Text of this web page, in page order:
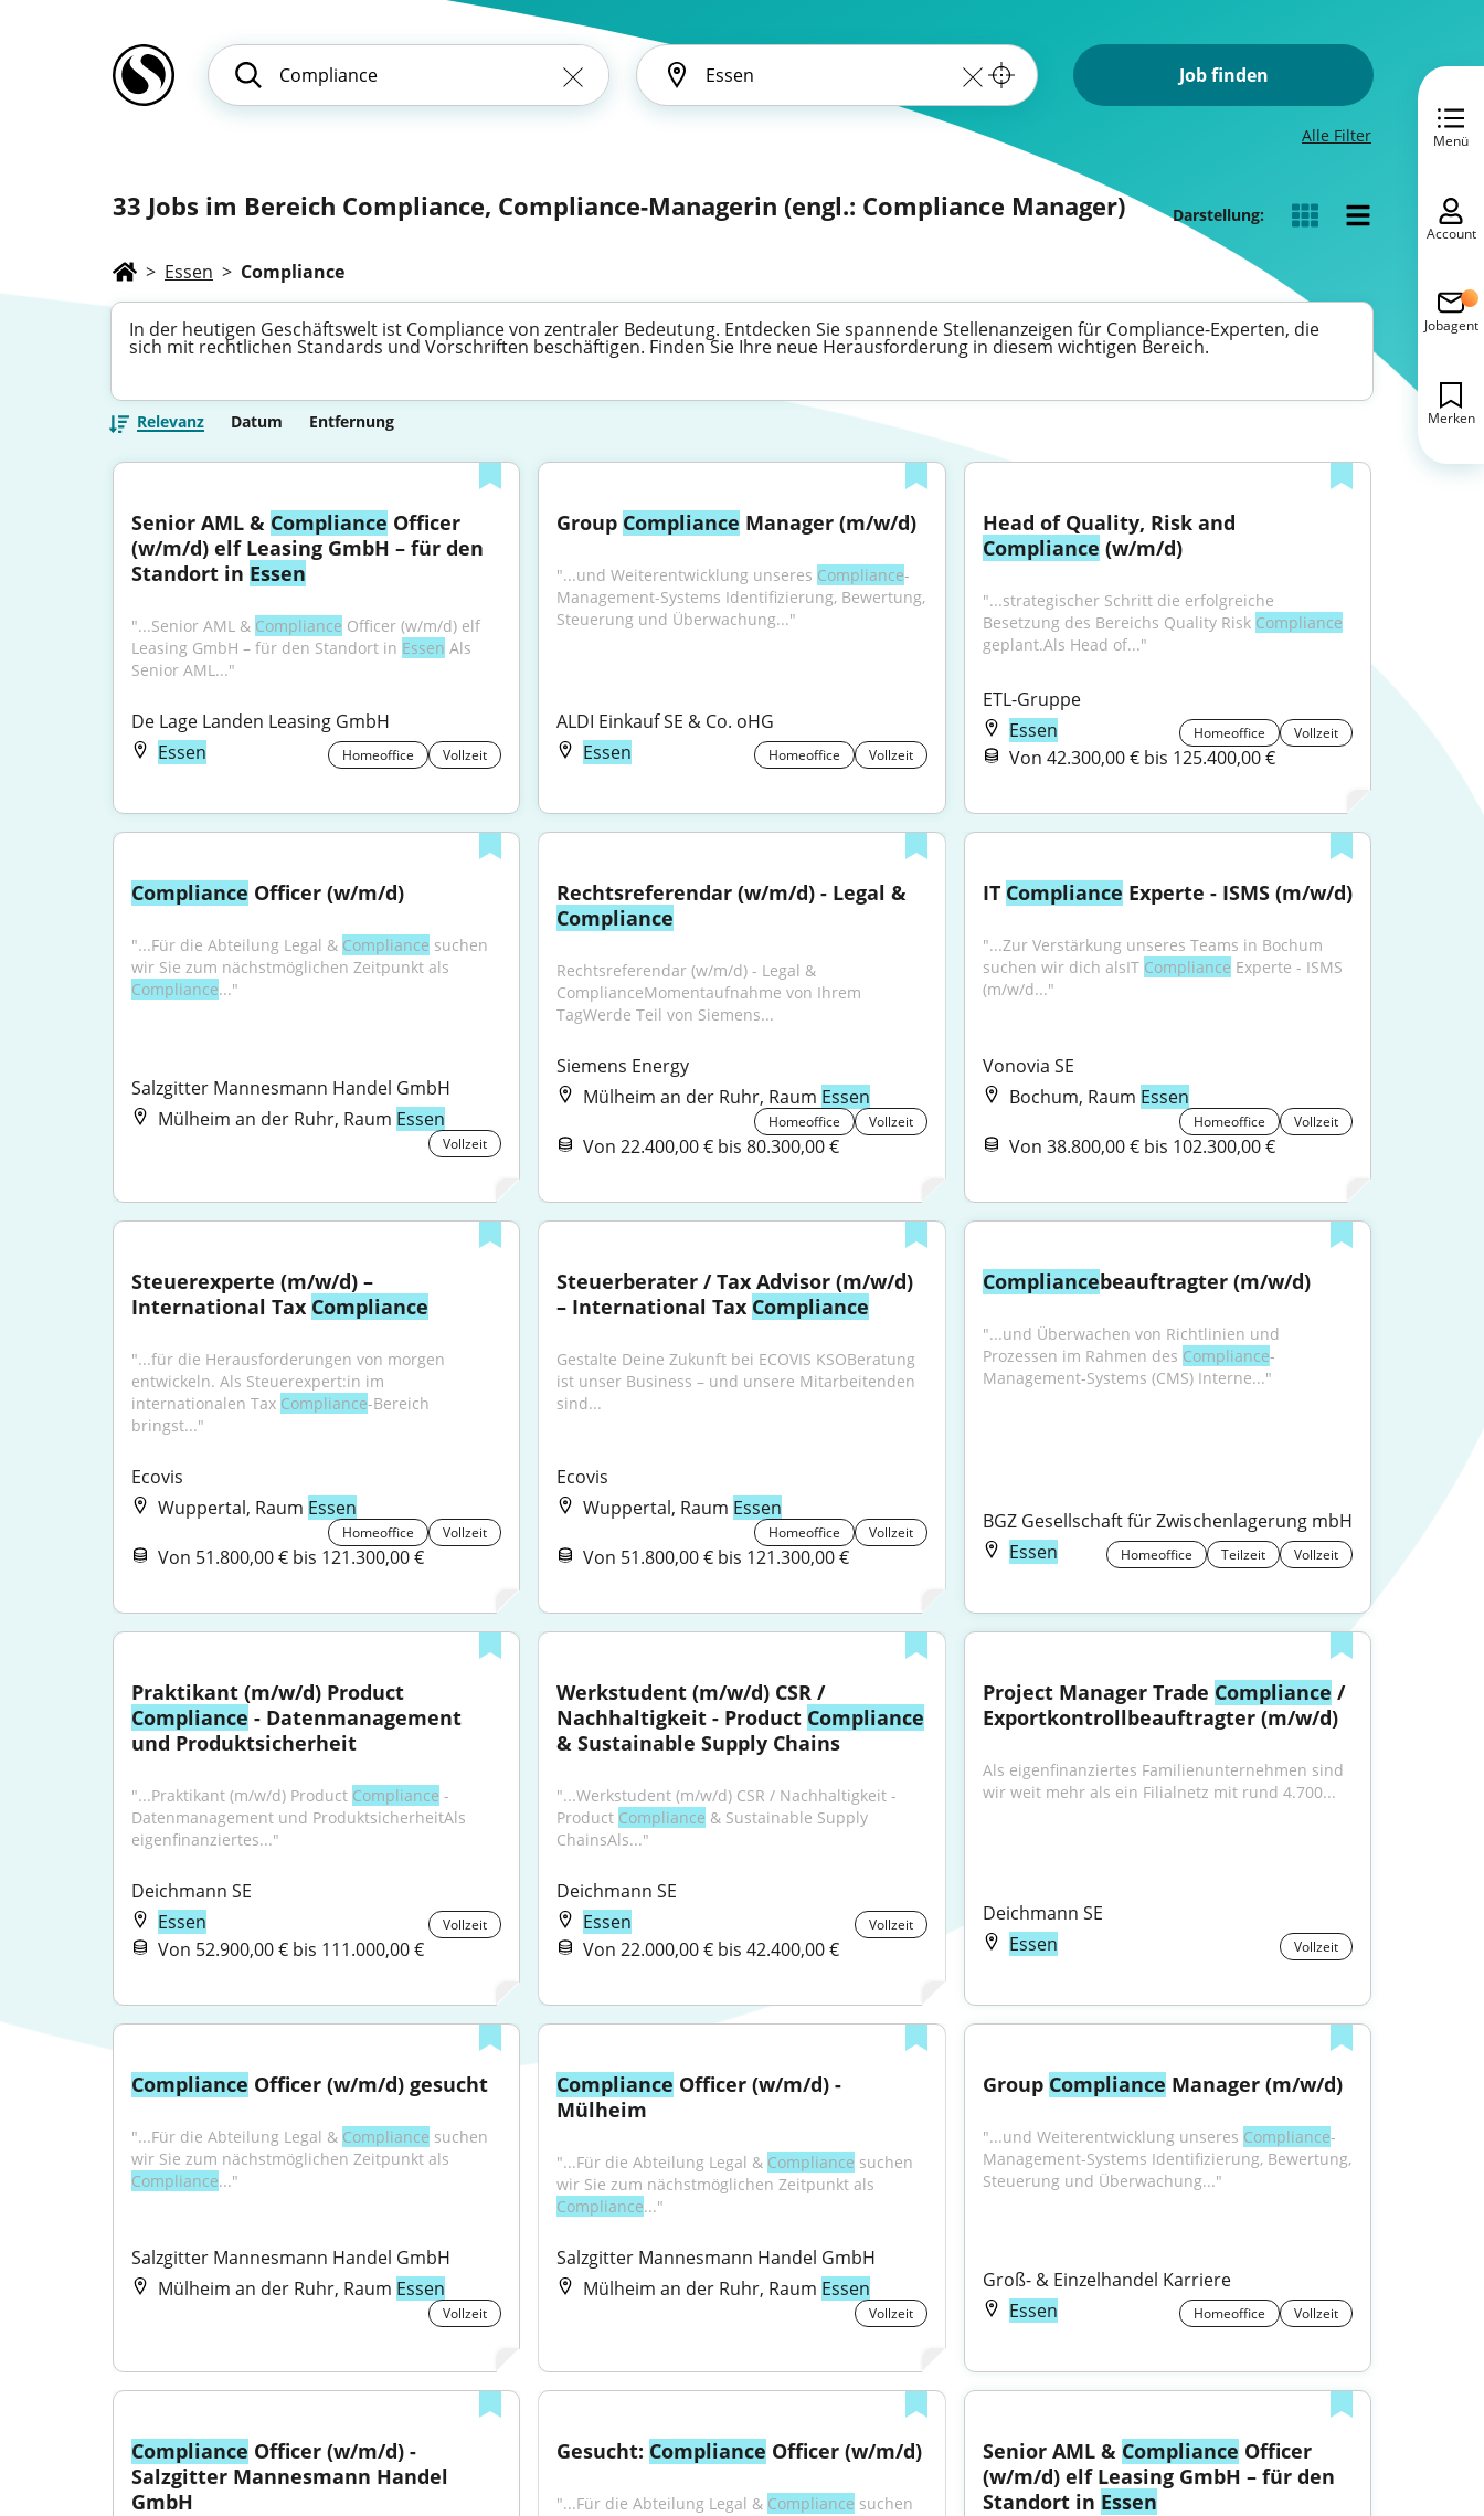
Job finden
Alle Filter
33 Jobs im Bereich Compliance, Compliance-Managerin (engl.: Compliance Manager) Darstellung:
> Essen > Compliance
In der heutigen Geschäftswelt ist Compliance von zentraler Bedeutung. Entdecken Sie spannende Stellenanzeigen für Compliance-Experten, die
sich mit rechtlichen Standards und Vorschriften beschäftigen. Finden Sie Ihre neue Herausforderung in diesem wichtigen Bereich.
Relevanz Datum Entfernung
Senior AML & Compliance Officer
(w/m/d) elf Leasing GmbH – für den
Standort in Essen
"...Senior AML & Compliance Officer (w/m/d) elf
Leasing GmbH – für den Standort in Essen Als
Senior AML..."
De Lage Landen Leasing GmbH
Essen
Homeoffice Vollzeit
Group Compliance Manager (m/w/d)
"...und Weiterentwicklung unseres Compliance-
Management-Systems Identifizierung, Bewertung,
Steuerung und Überwachung..."
ALDI Einkauf SE & Co. oHG
Essen
Homeoffice Vollzeit
Compliance (w/m/d)
"...strategischer Schritt die erfolgreiche
Besetzung des Bereichs Quality Risk Compliance
geplant.Als Head of..."
ETL-Gruppe
Essen
Homeoffice Vollzeit
Von 42.300,00 € bis 125.400,00 €
Compliance Officer (w/m/d)
"...Für die Abteilung Legal & Compliance suchen
Compliance..."
Salzgitter Mannesmann Handel GmbH
Mülheim an der Ruhr, Raum Essen
Vollzeit
Compliance
Rechtsreferendar (w/m/d) - Legal &
ComplianceMomentaufnahme von Ihrem
TagWerde Teil von Siemens...
Siemens Energy
Mülheim an der Ruhr, Raum Essen
Homeoffice Vollzeit
Von 22.400,00 € bis 80.300,00 €
IT Compliance Experte - ISMS (m/w/d)
"...Zur Verstärkung unseres Teams in Bochum
suchen wir dich alsIT Compliance Experte - ISMS
(m/w/d..."
Vonovia SE
Bochum, Raum Essen
Homeoffice Vollzeit
Von 38.800,00 € bis 102.300,00 €
Steuerexperte (m/w/d) –
International Tax Compliance
"...für die Herausforderungen von morgen
entwickeln. Als Steuerexpert:in im
internationalen Tax Compliance-Bereich
bringst..."
Ecovis
Wuppertal, Raum Essen
Homeoffice Vollzeit
Von 51.800,00 € bis 121.300,00 €
Steuerberater / Tax Advisor (m/w/d)
– International Tax Compliance
Gestalte Deine Zukunft bei ECOVIS KSOBeratung
ist unser Business – und unsere Mitarbeitenden
sind...
Ecovis
Wuppertal, Raum Essen
Homeoffice Vollzeit
Von 51.800,00 € bis 121.300,00 €
Compliancebeauftragter (m/w/d)
"...und Überwachen von Richtlinien und
Prozessen im Rahmen des Compliance-
Management-Systems (CMS) Interne..."
BGZ Gesellschaft für Zwischenlagerung mbH
Essen
Homeoffice Teilzeit Vollzeit
Compliance - Datenmanagement
und Produktsicherheit
"...Praktikant (m/w/d) Product Compliance -
Datenmanagement und ProduktsicherheitAls
eigenfinanziertes..."
Deichmann SE
Essen
Vollzeit
Von 52.900,00 € bis 111.000,00 €
Werkstudent (m/w/d) CSR /
Nachhaltigkeit - Product Compliance
& Sustainable Supply Chains
"...Werkstudent (m/w/d) CSR / Nachhaltigkeit -
Product Compliance & Sustainable Supply
ChainsAls..."
Deichmann SE
Essen
Vollzeit
Von 22.000,00 € bis 42.400,00 €
Project Manager Trade Compliance /
Exportkontrollbeauftragter (m/w/d)
Als eigenfinanziertes Familienunternehmen sind
wir weit mehr als ein Filialnetz mit rund 4.700...
Deichmann SE
Essen
Vollzeit
Compliance Officer (w/m/d) gesucht
"...Für die Abteilung Legal & Compliance suchen
Compliance..."
Salzgitter Mannesmann Handel GmbH
Mülheim an der Ruhr, Raum Essen
Vollzeit
Compliance Officer (w/m/d) -
Mülheim
"...Für die Abteilung Legal & Compliance suchen
Compliance..."
Salzgitter Mannesmann Handel GmbH
Mülheim an der Ruhr, Raum Essen
Vollzeit
Group Compliance Manager (m/w/d)
"...und Weiterentwicklung unseres Compliance-
Management-Systems Identifizierung, Bewertung,
Steuerung und Überwachung..."
Groß- & Einzelhandel Karriere
Essen
Homeoffice Vollzeit
Compliance Officer (w/m/d) -
Salzgitter Mannesmann Handel
GmbH
Gesucht: Compliance Officer (w/m/d)
"...Für die Abteilung Legal & Compliance suchen
Senior AML & Compliance Officer
(w/m/d) elf Leasing GmbH – für den
Standort in Essen
Menü
Account
Jobagent
Merken